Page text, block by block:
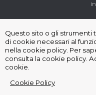
Questo sito o gli strumenti
di cookie necessari al
nella cookie policy. Per
consulta la cookie policy.
cookie.
Cookie Policy
Termini